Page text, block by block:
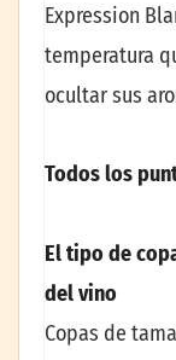
Expression
temperatura
ocultar sus
Todos los
El tipo de
del vino
Copas de